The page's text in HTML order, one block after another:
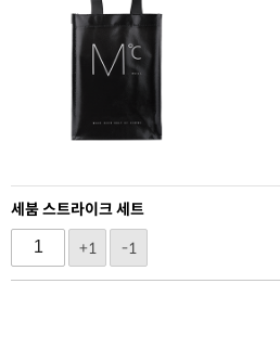
세붐 스트라이크 세트
+1
-1